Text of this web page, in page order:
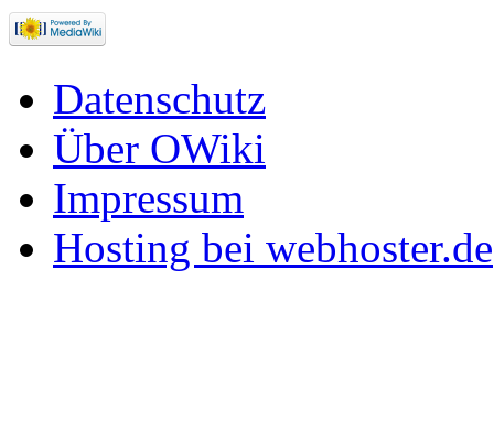
Datenschutz
Über OWiki
Impressum
Hosting bei webhoster.de